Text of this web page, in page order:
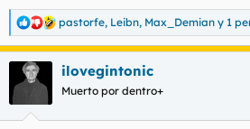
R
e
a
c
pastorfe, Leibn, Max_Demian y 1
ilovegintonic
Muerto por dentro+